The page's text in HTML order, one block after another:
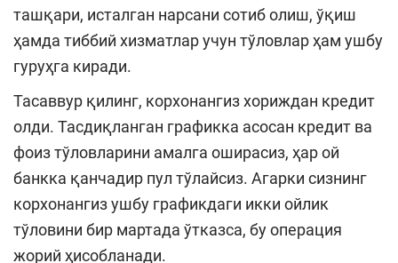
ташқари, исталган нарсани сотиб олиш, ўқиш
ҳамда тиббий хизматлар учун тўловлар ҳам ушбу
гуруҳга киради.
Тасаввур қилинг, корхонангиз хориждан кредит
олди. Тасдиқланган графикка асосан кредит ва
фоиз тўловларини амалга оширасиз, ҳар ой
банкка қанчадир пул тўлайсиз. Агарки сизнинг
корхонангиз ушбу графикдаги икки ойлик
тўловини бир мартада ўтказса, бу операция
жорий ҳисобланади.